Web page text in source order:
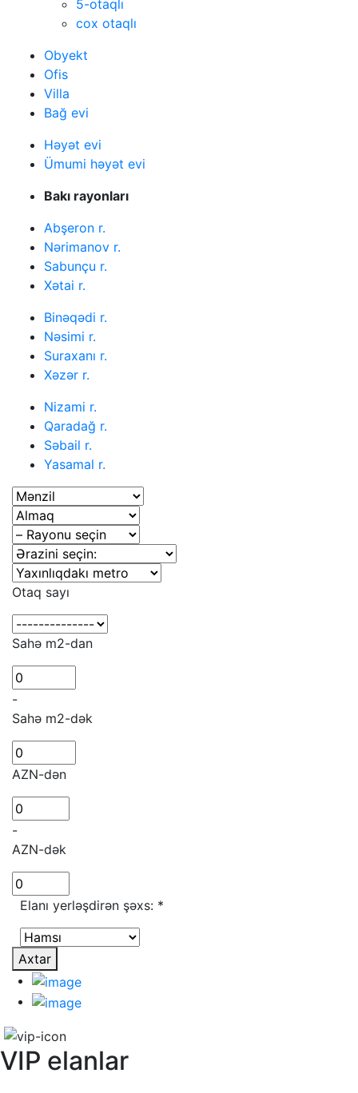
5-otaqlı
cox otaqlı
Obyekt
Ofis
Villa
Bağ evi
Həyət evi
Ümumi həyət evi
Bakı rayonları
Abşeron r.
Nərimanov r.
Sabunçu r.
Xətai r.
Binəqədi r.
Nəsimi r.
Suraxanı r.
Xəzər r.
Nizami r.
Qaradağ r.
Səbail r.
Yasamal r.
Otaq sayı
Sahə m2-dan
-
Sahə m2-dək
AZN-dən
-
AZN-dək
Elanı yerləşdirən şəxs: *
Axtar
VIP elanlar